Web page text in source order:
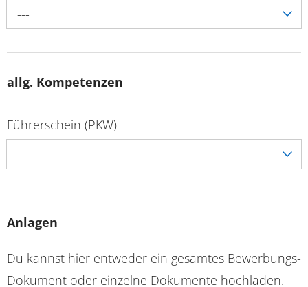
---
allg. Kompetenzen
Führerschein (PKW)
---
Anlagen
Du kannst hier entweder ein gesamtes Bewerbungs-
Dokument oder einzelne Dokumente hochladen.